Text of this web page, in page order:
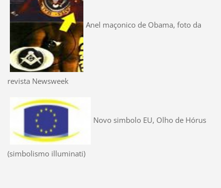
Anel maçonico de Obama, foto da
revista Newsweek
Novo simbolo EU, Olho de Hórus
(simbolismo illuminati)